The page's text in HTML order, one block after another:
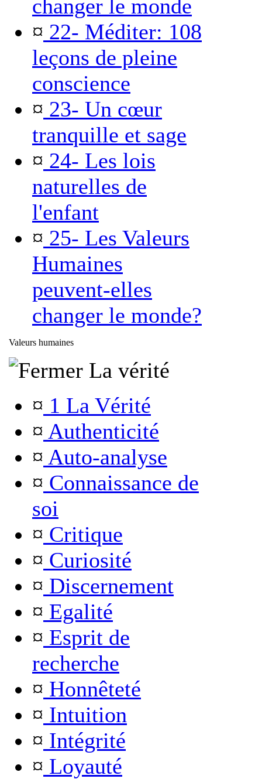
changer le monde
¤ 22- Méditer: 108
leçons de pleine
conscience
¤ 23- Un cœur
tranquille et sage
¤ 24- Les lois
naturelles de
l'enfant
¤ 25- Les Valeurs
Humaines
peuvent-elles
changer le monde?
Valeurs humaines
La vérité
¤ 1 La Vérité
¤ Authenticité
¤ Auto-analyse
¤ Connaissance de
soi
¤ Critique
¤ Curiosité
¤ Discernement
¤ Egalité
¤ Esprit de
recherche
¤ Honnêteté
¤ Intuition
¤ Intégrité
¤ Loyauté